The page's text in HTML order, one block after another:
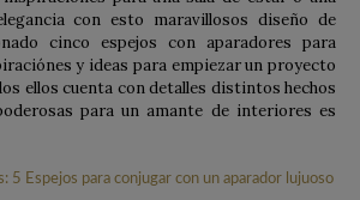
con esto maravillosos diseño de
cinco espejos con aparadores para
y ideas para empiezar un proyecto
ellos cuenta con detalles distintos hechos
para un amante de interiores es